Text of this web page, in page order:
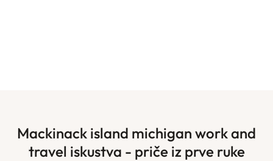
mackinack island michigan work and
travel iskustva - priče iz prve ruke